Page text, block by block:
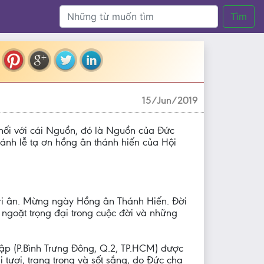
Tìm
15/Jun/2019
với cái Nguồn, đó là Nguồn của Đức
lễ tạ ơn hồng ân thánh hiến của Hội
ân. Mừng ngày Hồng ân Thánh Hiến. Đời
trọng đại trong cuộc đời và những
(P.Bình Trưng Đông, Q.2, TP.HCM) được
tươi, trang trọng và sốt sắng, do Đức cha